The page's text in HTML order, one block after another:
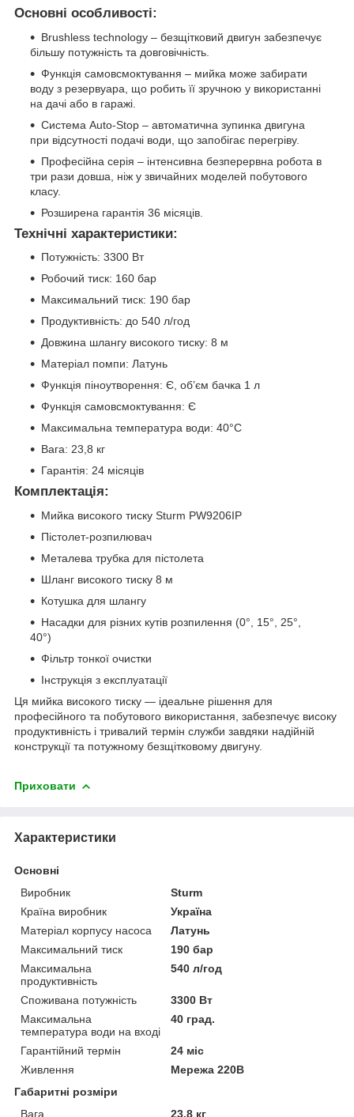
Основні особливості:
Brushless technology – безщітковий двигун забезпечує
більшу потужність та довговічність.
Функція самовсмоктування – мийка може забирати
воду з резервуара, що робить її зручною у використанні
на дачі або в гаражі.
Система Auto-Stop – автоматична зупинка двигуна
при відсутності подачі води, що запобігає перегріву.
Професійна серія – інтенсивна безперервна робота в
три рази довша, ніж у звичайних моделей побутового
класу.
Розширена гарантія 36 місяців.
Технічні характеристики:
Потужність: 3300 Вт
Робочий тиск: 160 бар
Максимальний тиск: 190 бар
Продуктивність: до 540 л/год
Довжина шлангу високого тиску: 8 м
Матеріал помпи: Латунь
Функція піноутворення: Є, об’єм бачка 1 л
Функція самовсмоктування: Є
Максимальна температура води: 40°C
Вага: 23,8 кг
Гарантія: 24 місяців
Комплектація:
Мийка високого тиску Sturm PW9206IP
Пістолет-розпилювач
Металева трубка для пістолета
Шланг високого тиску 8 м
Котушка для шлангу
Насадки для різних кутів розпилення (0°, 15°, 25°,
40°)
Фільтр тонкої очистки
Інструкція з експлуатації
Ця мийка високого тиску — ідеальне рішення для
професійного та побутового використання, забезпечує високу
продуктивність і тривалий термін служби завдяки надійній
конструкції та потужному безщітковому двигуну.
Приховати
Характеристики
Основні
Виробник
Sturm
Країна виробник
Україна
Матеріал корпусу насоса
Латунь
Максимальний тиск
190 бар
Максимальна
продуктивність
540 л/год
Споживана потужність
3300 Вт
Максимальна
температура води на вході
40 град.
Гарантійний термін
24 міс
Живлення
Мережа 220В
Габаритні розміри
Вага
23.8 кг